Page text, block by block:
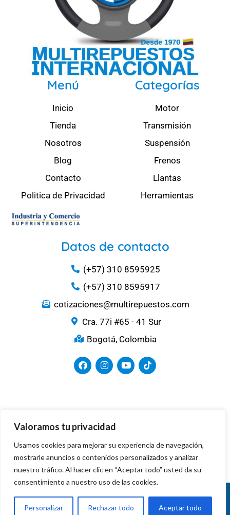
Valoramos tu privacidad
Usamos cookies para mejorar su experiencia de navegación,
mostrarle anuncios o contenidos personalizados y analizar
nuestro tráfico. Al hacer clic en “Aceptar todo” usted da su
consentimiento a nuestro uso de las cookies.
Personalizar Rechazar todo Aceptar todo
Menú
Inicio
Tienda
Nosotros
Blog
Contacto
Politica de Privacidad
Categorías
Motor
Transmisión
Suspensión
Frenos
Llantas
Herramientas
Datos de contacto
(+57) 310 8595925
(+57) 310 8595917
cotizaciones@multirepuestos.com
Cra. 77i #65 - 41 Sur
Bogotá, Colombia
Copyright © 2024. Todos los derechos
reservados